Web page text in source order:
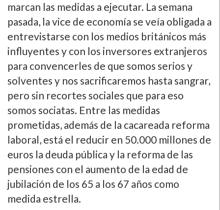
marcan las medidas a ejecutar. La semana
pasada, la vice de economí­a se veí­a obligada a
entrevistarse con los medios británicos más
influyentes y con los inversores extranjeros
para convencerles de que somos serios y
solventes y nos sacrificaremos hasta sangrar,
pero sin recortes sociales que para eso
somos sociatas. Entre las medidas
prometidas, además de la cacareada reforma
laboral, está el reducir en 50.000 millones de
euros la deuda pública y la reforma de las
pensiones con el aumento de la edad de
jubilación de los 65 a los 67 años como
medida estrella.